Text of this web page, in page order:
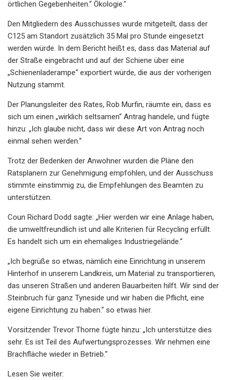
örtlichen Gegebenheiten.“ Ökologie."
Den Mitgliedern des Ausschusses wurde mitgeteilt, dass der
C125 am Standort zusätzlich 35 Mal pro Stunde eingesetzt
werden würde. In dem Bericht heißt es, dass das Material auf
der Straße eingebracht und auf der Schiene über eine
„Schienenladerampe“ exportiert würde, die aus der vorherigen
Nutzung stammt.
Der Planungsleiter des Rates, Rob Murfin, räumte ein, dass es
sich um einen „wirklich seltsamen“ Antrag handele, und fügte
hinzu: „Ich glaube nicht, dass wir diese Art von Antrag noch
einmal sehen werden.“
Trotz der Bedenken der Anwohner wurden die Pläne den
Ratsplanern zur Genehmigung empfohlen, und der Ausschuss
stimmte einstimmig zu, die Empfehlungen des Beamten zu
unterstützen.
Coun Richard Dodd sagte: „Hier werden wir eine Anlage haben,
die umweltfreundlich ist und alle Kriterien für Recycling erfüllt.
Es handelt sich um ein ehemaliges Industriegelände.“
„Ich begrüße so etwas, nämlich eine Einrichtung in unserem
Hinterhof in unserem Landkreis, um Material zu transportieren,
das unseren Straßen und anderen Bauarbeiten hilft. Wir sind der
Steinbruch für ganz Tyneside und wir haben die Pflicht, eine
eigene Einrichtung zu haben.“ so etwas hier.
Vorsitzender Trevor Thorne fügte hinzu: „Ich unterstütze dies
sehr. Es ist Teil des Aufwertungsprozesses. Wir nehmen eine
Brachfläche wieder in Betrieb.“
Lesen Sie weiter: